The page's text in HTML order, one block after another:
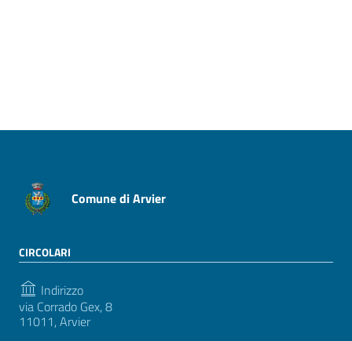
Comune di Arvier
CIRCOLARI
Indirizzo
via Corrado Gex, 8
11011, Arvier